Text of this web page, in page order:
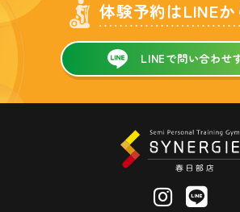
体験予約はLINEか
LINEで問い合わせ